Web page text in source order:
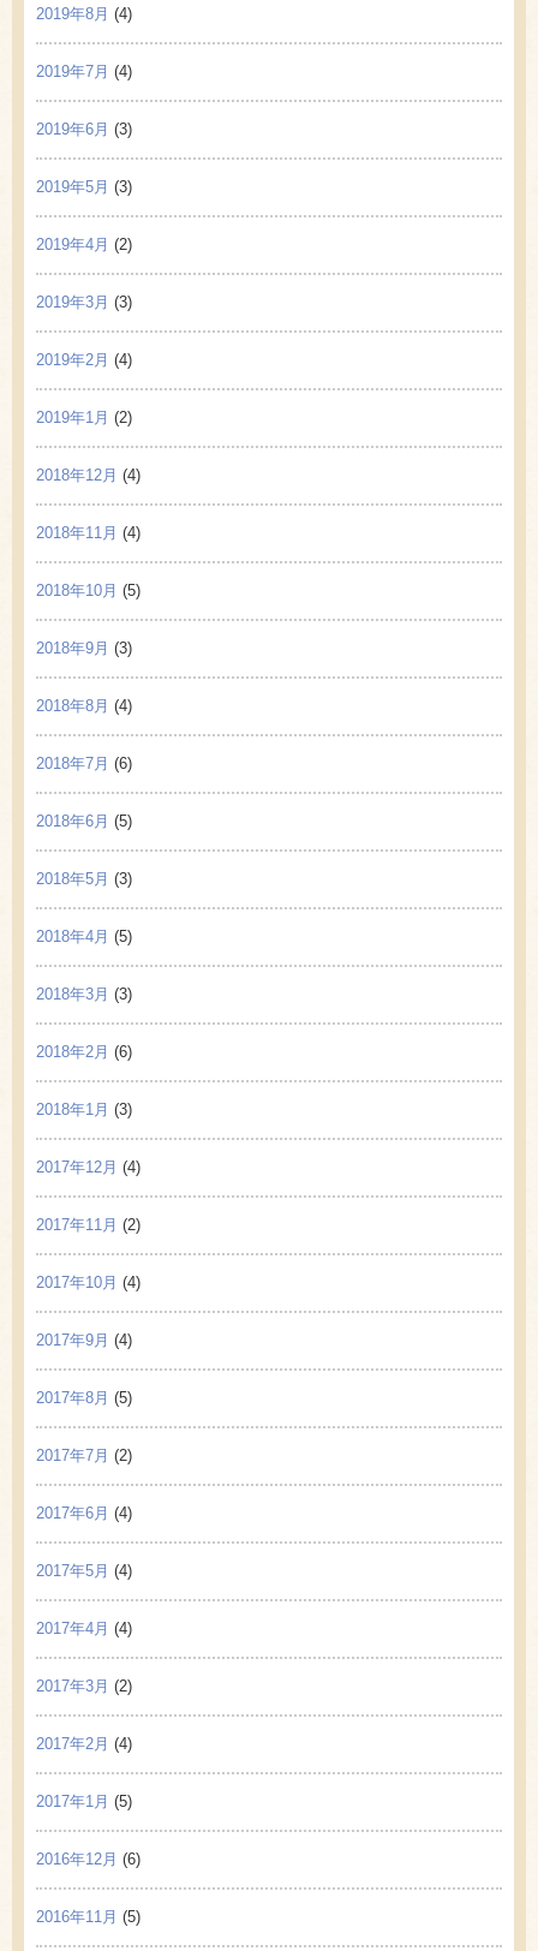
2019年8月 (4)
2019年7月 (4)
2019年6月 (3)
2019年5月 (3)
2019年4月 (2)
2019年3月 (3)
2019年2月 (4)
2019年1月 (2)
2018年12月 (4)
2018年11月 (4)
2018年10月 (5)
2018年9月 (3)
2018年8月 (4)
2018年7月 (6)
2018年6月 (5)
2018年5月 (3)
2018年4月 (5)
2018年3月 (3)
2018年2月 (6)
2018年1月 (3)
2017年12月 (4)
2017年11月 (2)
2017年10月 (4)
2017年9月 (4)
2017年8月 (5)
2017年7月 (2)
2017年6月 (4)
2017年5月 (4)
2017年4月 (4)
2017年3月 (2)
2017年2月 (4)
2017年1月 (5)
2016年12月 (6)
2016年11月 (5)